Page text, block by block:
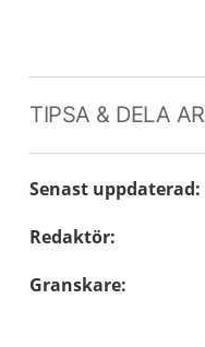
TIPSA & DELA
Senast uppdaterad:
Redaktör:
Granskare: